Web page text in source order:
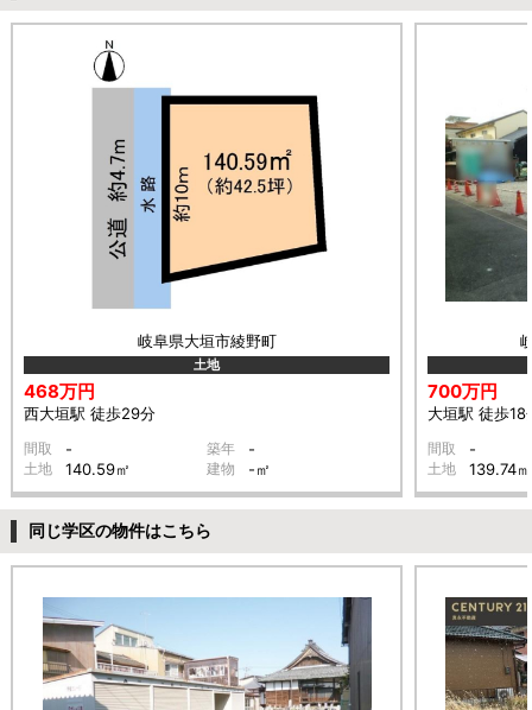
岐阜県大垣市綾野町
土地
468万円
西大垣駅 徒歩29分
間取 - 築年 -
土地 140.59㎡ 建物 -㎡
700万円
大垣駅 徒歩18
間取 -
土地 139.74㎡
同じ学区の物件はこちら